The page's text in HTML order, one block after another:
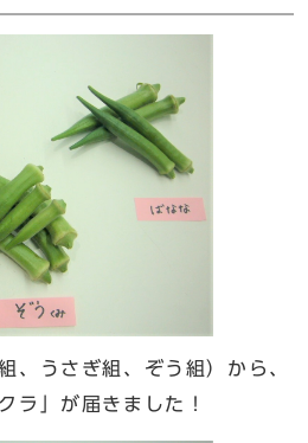
、うさぎ組、ぞう組）から、
ラ」が届きました！